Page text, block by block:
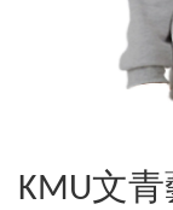
KMU文